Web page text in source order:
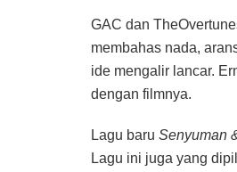
GAC dan
membahas nada,
ide mengalir lancar.
dengan filmnya.
Lagu baru Senyuman
Lagu ini juga yang